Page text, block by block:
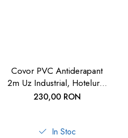
Covor PVC Antiderapant
2m Uz Industrial, Hoteluri |
Carboysafey
230,00 RON
In Stoc